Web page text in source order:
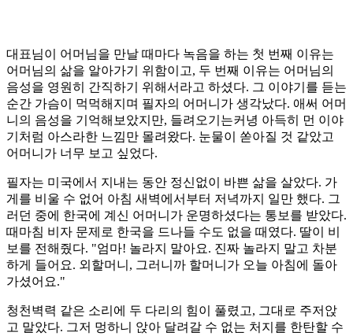
대표님이 어머님을 만날 때마다 녹음을 하는 첫 번째 이유는
어머님의 삶을 알아가기 위함이고, 두 번째 이유는 어머님의
음성을 영원히 간직하기 위해서라고 하셨다. 그 이야기를 듣는
순간 가슴이 먹먹해지며 필자의 어머니가 생각났다. 애써 어머
니의 음성을 기억해보았지만, 들려오기는커녕 아득히 먼 이야
기처럼 아스라한 느낌만 몰려왔다. 눈물이 쏟아질 것 같았고
어머니가 너무 보고 싶었다.
필자는 미국에서 지내는 동안 정신없이 바쁜 삶을 살았다. 가
게를 비울 수 없어 아침 새벽에서부터 저녁까지 일만 했다. 그
러던 중에 한국에 계신 어머니가 운명하셨다는 통보를 받았다.
때마침 비자 문제로 한국을 드나들 수도 없을 때였다. 딸이 비
보를 전해줬다. "엄마! 놀라지 말아요. 진짜 놀라지 말고 차분
하게 들어요. 외할머니, 그러니까 할머니가 오늘 아침에 돌아
가셨어요."
청천벽력 같은 소리에 두 다리의 힘이 풀렸고, 그대로 주저앉
고 말았다. 그저 멍하니 앉아 달려갈 수 없는 처지를 한탄할 수